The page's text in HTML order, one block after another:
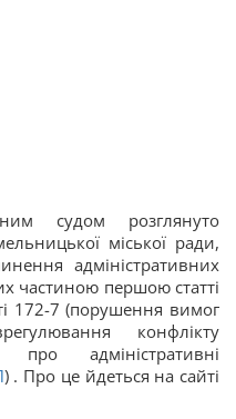
судом розглянуто
міської ради,
адміністративних
частиною першою статті
172-7 (порушення вимог
конфлікту
про адміністративні
) . Про це йдеться на сайті